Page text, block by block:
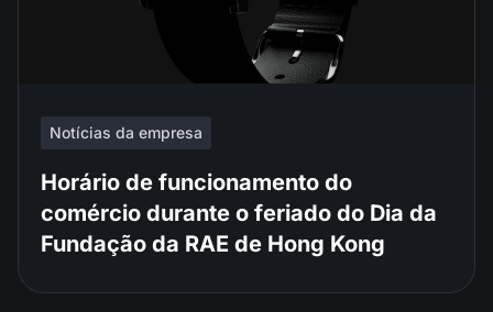
Notícias da empresa
Horário de funcionamento do
comércio durante o feriado do Dia da
Fundação da RAE de Hong Kong